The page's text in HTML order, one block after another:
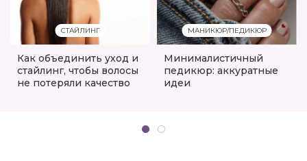
СТАЙЛИНГ
Как объединить уход и
стайлинг, чтобы волосы
не потеряли качество
МАНИКЮР/ПЕДИКЮР
Минималистичный
педикюр: аккуратные
идеи